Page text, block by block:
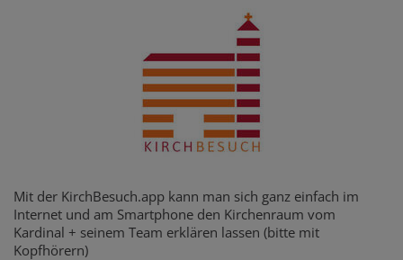
Mit der KirchBesuch.app kann man sich ganz einfach im
Internet und am Smartphone den Kirchenraum vom
Kardinal + seinem Team erklären lassen (bitte mit
Kopfhörern)